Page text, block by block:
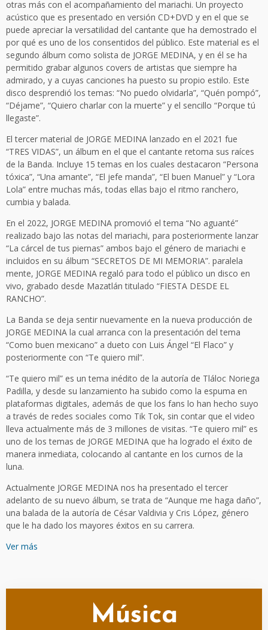
otras más con el acompañamiento del mariachi. Un proyecto
acústico que es presentado en versión CD+DVD y en el que se
puede apreciar la versatilidad del cantante que ha demostrado el
por qué es uno de los consentidos del público. Este material es el
segundo álbum como solista de JORGE MEDINA, y en él se ha
permitido grabar algunos covers de artistas que siempre ha
admirado, y a cuyas canciones ha puesto su propio estilo. Este
disco desprendió los temas: “No puedo olvidarla”, “Quén pompó”,
“Déjame”, “Quiero charlar con la muerte” y el sencillo “Porque tú
llegaste”.
El tercer material de JORGE MEDINA lanzado en el 2021 fue
“TRES VIDAS”, un álbum en el que el cantante retoma sus raíces
de la Banda. Incluye 15 temas en los cuales destacaron “Persona
tóxica”, “Una amante”, “El jefe manda”, “El buen Manuel” y “Lora
Lola” entre muchas más, todas ellas bajo el ritmo ranchero,
cumbia y balada.
En el 2022, JORGE MEDINA promovió el tema “No aguanté”
realizado bajo las notas del mariachi, para posteriormente lanzar
“La cárcel de tus piernas” ambos bajo el género de mariachi e
incluidos en su álbum “SECRETOS DE MI MEMORIA”. paralela
mente, JORGE MEDINA regaló para todo el público un disco en
vivo, grabado desde Mazatlán titulado “FIESTA DESDE EL
RANCHO”.
La Banda se deja sentir nuevamente en la nueva producción de
JORGE MEDINA la cual arranca con la presentación del tema
“Como buen mexicano” a dueto con Luis Ángel “El Flaco” y
posteriormente con “Te quiero mil”.
“Te quiero mil” es un tema inédito de la autoría de Tláloc Noriega
Padilla, y desde su lanzamiento ha subido como la espuma en
plataformas digitales, además de que los fans lo han hecho suyo
a través de redes sociales como Tik Tok, sin contar que el video
lleva actualmente más de 3 millones de visitas. “Te quiero mil” es
uno de los temas de JORGE MEDINA que ha logrado el éxito de
manera inmediata, colocando al cantante en los curnos de la
luna.
Actualmente JORGE MEDINA nos ha presentado el tercer
adelanto de su nuevo álbum, se trata de “Aunque me haga daño”,
una balada de la autoría de César Valdivia y Cris López, género
que le ha dado los mayores éxitos en su carrera.
Ver más
Música